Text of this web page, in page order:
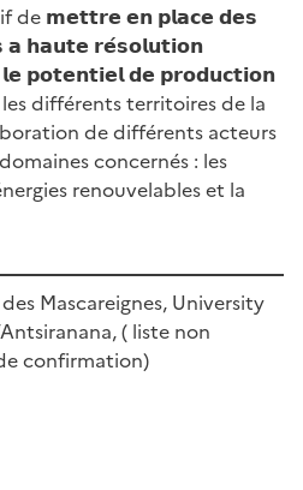
de 𝗺𝗲𝘁𝘁𝗿𝗲 𝗲𝗻 𝗽𝗹𝗮𝗰𝗲 𝗱𝗲𝘀
𝗵𝗮𝘂𝘁𝗲 𝗿𝗲́𝘀𝗼𝗹𝘂𝘁𝗶𝗼𝗻
𝗽𝗼𝘁𝗲𝗻𝘁𝗶𝗲𝗹 𝗱𝗲 𝗽𝗿𝗼𝗱𝘂𝗰𝘁𝗶𝗼𝗻
différents territoires de la
de différents acteurs
concernés : les
renouvelables et la
Mascareignes, University
( liste non
confirmation)